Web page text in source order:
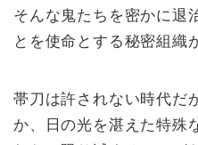
そんな鬼たちを密かに退
とを使命とする秘密組織
帯刀は許されない時代だ
か、日の光を湛えた特殊